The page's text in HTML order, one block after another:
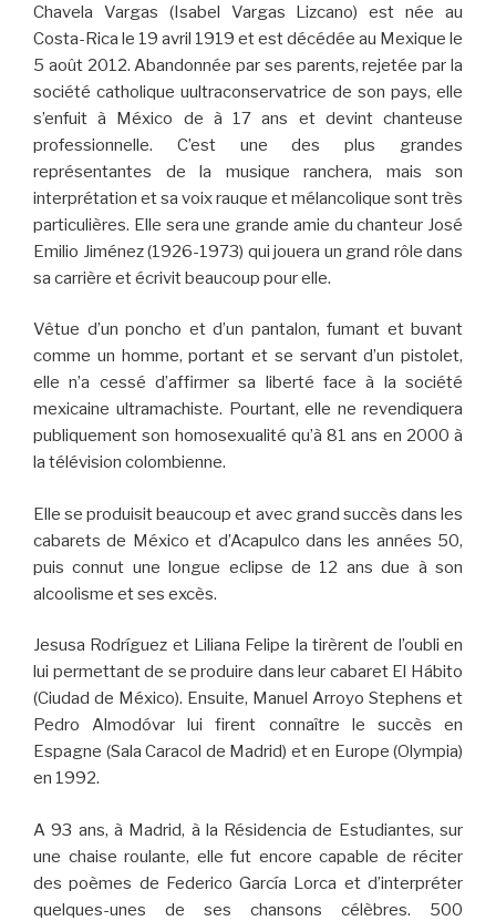
Chavela Vargas (Isabel Vargas Lizcano) est née au
Costa-Rica le 19 avril 1919 et est décédée au Mexique le
5 août 2012. Abandonnée par ses parents, rejetée par la
société catholique uultraconservatrice de son pays, elle
s’enfuit à México de à 17 ans et devint chanteuse
professionnelle. C’est une des plus grandes
représentantes de la musique ranchera, mais son
interprétation et sa voix rauque et mélancolique sont très
particulières. Elle sera une grande amie du chanteur José
Emilio Jiménez (1926-1973) qui jouera un grand rôle dans
sa carrière et écrivit beaucoup pour elle.
Vêtue d’un poncho et d’un pantalon, fumant et buvant
comme un homme, portant et se servant d’un pistolet,
elle n’a cessé d’affirmer sa liberté face à la société
mexicaine ultramachiste. Pourtant, elle ne revendiquera
publiquement son homosexualité qu’à 81 ans en 2000 à
la télévision colombienne.
Elle se produisit beaucoup et avec grand succès dans les
cabarets de México et d’Acapulco dans les années 50,
puis connut une longue eclipse de 12 ans due à son
alcoolisme et ses excès.
Jesusa Rodríguez et Liliana Felipe la tirèrent de l’oubli en
lui permettant de se produire dans leur cabaret El Hábito
(Ciudad de México). Ensuite, Manuel Arroyo Stephens et
Pedro Almodóvar lui firent connaître le succès en
Espagne (Sala Caracol de Madrid) et en Europe (Olympia)
en 1992.
A 93 ans, à Madrid, à la Résidencia de Estudiantes, sur
une chaise roulante, elle fut encore capable de réciter
des poèmes de Federico García Lorca et d’interpréter
quelques-unes de ses chansons célèbres. 500